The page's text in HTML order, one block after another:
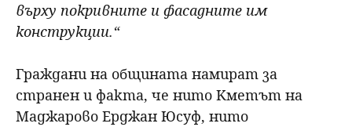
върху покривните и фасадните им
конструкции.“
Граждани на общината намират за
странен и факта, че нито Кметът на
Маджарово Ерджан Юсуф, нито